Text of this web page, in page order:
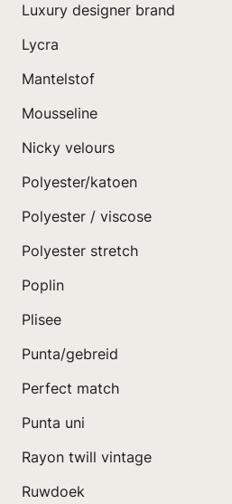
Luxury designer brand
Lycra
Mantelstof
Mousseline
Nicky velours
Polyester/katoen
Polyester / viscose
Polyester stretch
Poplin
Plisee
Punta/gebreid
Perfect match
Punta uni
Rayon twill vintage
Ruwdoek